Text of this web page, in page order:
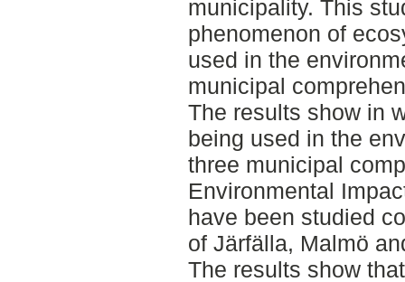
municipality. This
phenomenon of
used in the
municipal
The results show in
being used in the
three municipal
Environmental
have been studied
of Järfälla, Malmö
The results show